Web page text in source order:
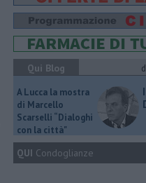
Qui Blog
A Lucca la mostra
di Marcello
Scarselli “Dialoghi
con la città"
QUI Condoglianze